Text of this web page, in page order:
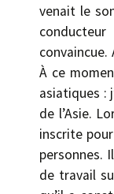
venait le
À ce
asiatiques :
de l’Asie.
inscrite
personnes.
de travail